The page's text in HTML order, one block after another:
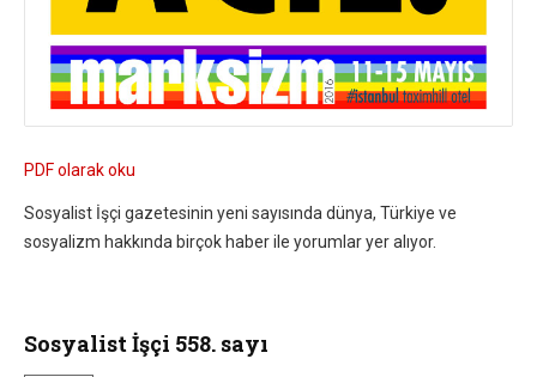
PDF olarak oku
Sosyalist İşçi gazetesinin yeni sayısında dünya, Türkiye ve
sosyalizm hakkında birçok haber ile yorumlar yer alıyor.
Sosyalist İşçi 558. sayı